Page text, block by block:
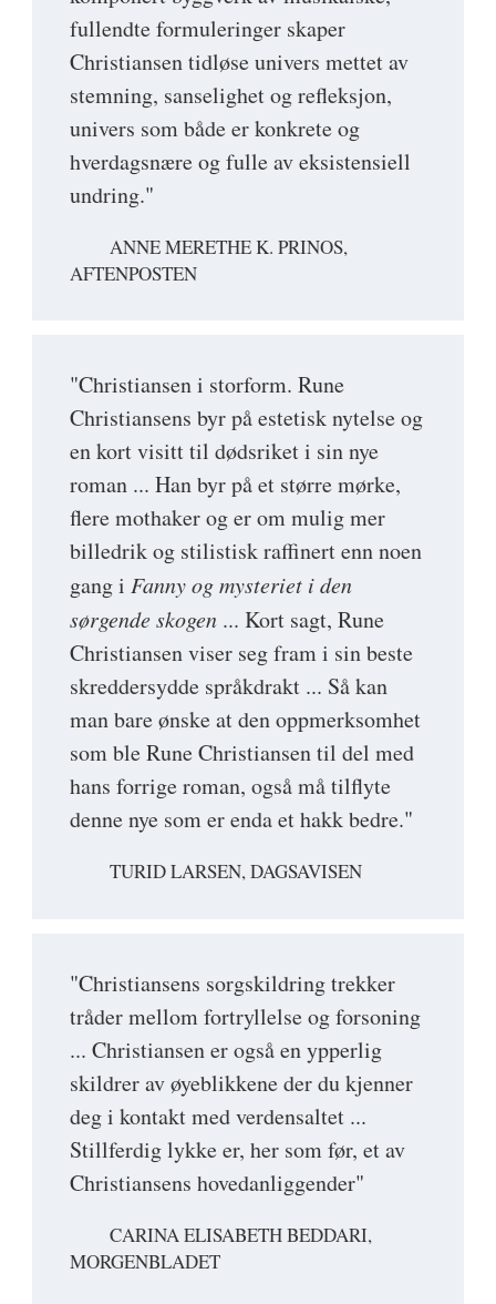
fullendte formuleringer skaper
Christiansen tidløse univers mettet av
stemning, sanselighet og refleksjon,
univers som både er konkrete og
hverdagsnære og fulle av eksistensiell
undring."
ANNE MERETHE K. PRINOS,
AFTENPOSTEN
"Christiansen i storform. Rune
Christiansens byr på estetisk nytelse og
en kort visitt til dødsriket i sin nye
roman ... Han byr på et større mørke,
flere mothaker og er om mulig mer
billedrik og stilistisk raffinert enn noen
gang i Fanny og mysteriet i den
sørgende skogen ... Kort sagt, Rune
Christiansen viser seg fram i sin beste
skreddersydde språkdrakt ... Så kan
man bare ønske at den oppmerksomhet
som ble Rune Christiansen til del med
hans forrige roman, også må tilflyte
denne nye som er enda et hakk bedre."
TURID LARSEN, DAGSAVISEN
"Christiansens sorgskildring trekker
tråder mellom fortryllelse og forsoning
... Christiansen er også en ypperlig
skildrer av øyeblikkene der du kjenner
deg i kontakt med verdensaltet ...
Stillferdig lykke er, her som før, et av
Christiansens hovedanliggender"
CARINA ELISABETH BEDDARI,
MORGENBLADET